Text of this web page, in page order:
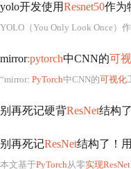
yolo开发使用Resnet50作为
mirror:pytorch中CNN的可
“mirror: PyTorch中CNN的可视化
别再死记硬背ResNet结构
别再死记ResNet结构了！用
本文基于PyTorch从零实现ResNet